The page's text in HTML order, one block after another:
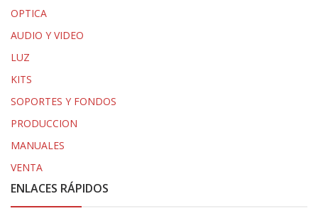
OPTICA
AUDIO Y VIDEO
LUZ
KITS
SOPORTES Y FONDOS
PRODUCCION
MANUALES
VENTA
ENLACES RÁPIDOS